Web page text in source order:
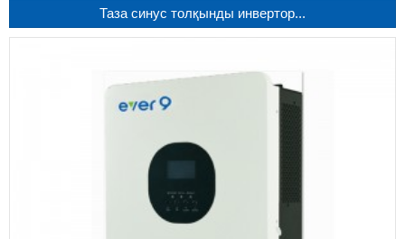
Таза синус толқынды инвертор...